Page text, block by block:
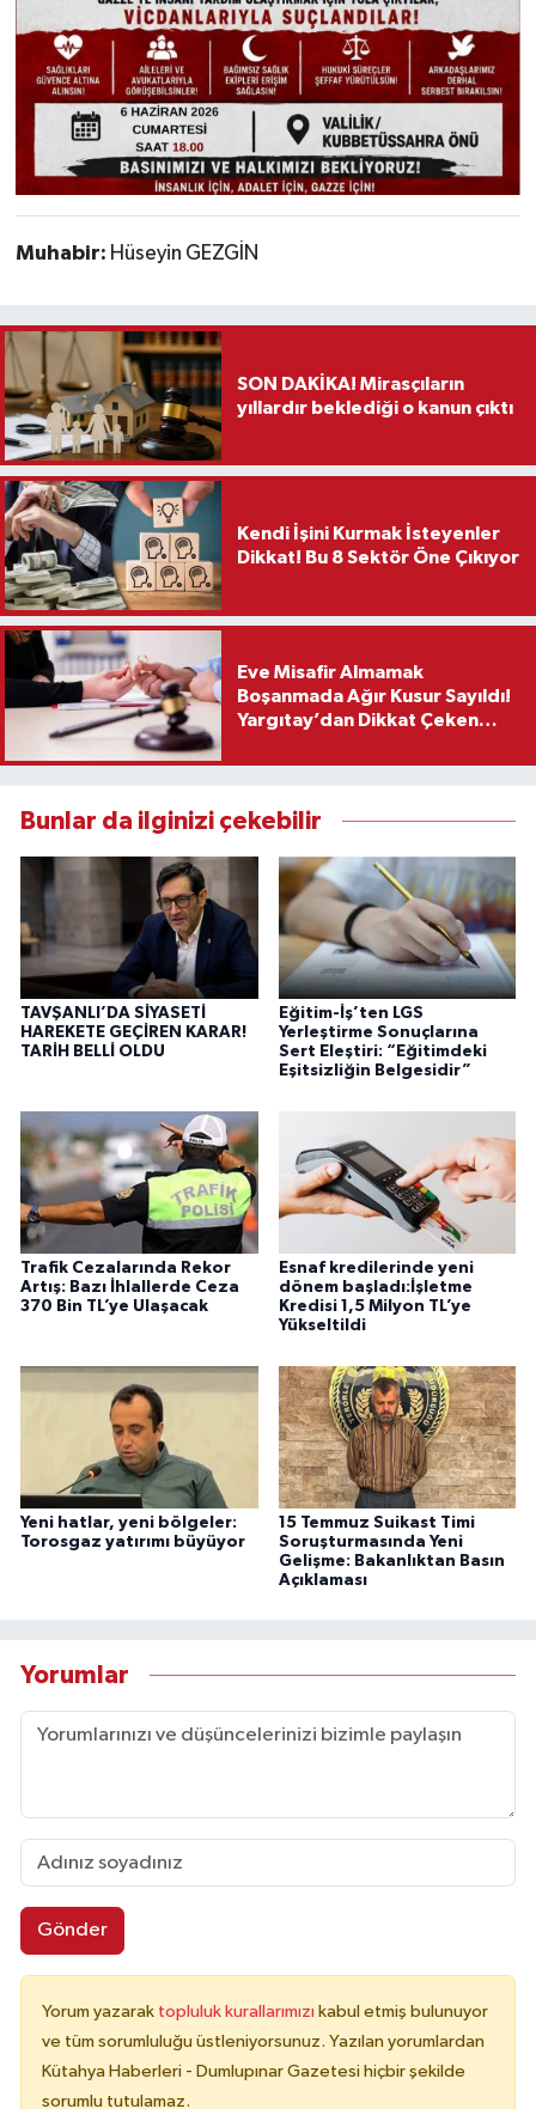
Muhabir: Hüseyin GEZGİN
SON DAKİKA! Mirasçıların
yıllardır beklediği o kanun çıktı
Kendi İşini Kurmak İsteyenler
Dikkat! Bu 8 Sektör Öne Çıkıyor
Eve Misafir Almamak
Boşanmada Ağır Kusur Sayıldı!
Yargıtay’dan Dikkat Çeken
Bunlar da ilginizi çekebilir
TAVŞANLI’DA SİYASETİ
HAREKETE GEÇİREN KARAR!
TARİH BELLİ OLDU
Eğitim-İş’ten LGS
Yerleştirme Sonuçlarına
Sert Eleştiri: “Eğitimdeki
Eşitsizliğin Belgesidir”
Trafik Cezalarında Rekor
Artış: Bazı İhlallerde Ceza
370 Bin TL’ye Ulaşacak
Esnaf kredilerinde yeni
dönem başladı:İşletme
Kredisi 1,5 Milyon TL’ye
Yükseltildi
Yeni hatlar, yeni bölgeler:
Torosgaz yatırımı büyüyor
15 Temmuz Suikast Timi
Soruşturmasında Yeni
Gelişme: Bakanlıktan Basın
Açıklaması
Yorumlar
Gönder
Yorum yazarak topluluk kurallarımızı kabul etmiş bulunuyor
ve tüm sorumluluğu üstleniyorsunuz. Yazılan yorumlardan
Kütahya Haberleri - Dumlupınar Gazetesi hiçbir şekilde
sorumlu tutulamaz.